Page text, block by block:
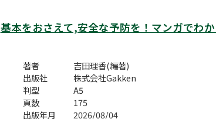
基本をおさえて,安全な予防を！マンガでわ
著者
吉田理香(編著)
出版社
株式会社Gakken
判型
A5
頁数
175
出版年月
2026/08/04